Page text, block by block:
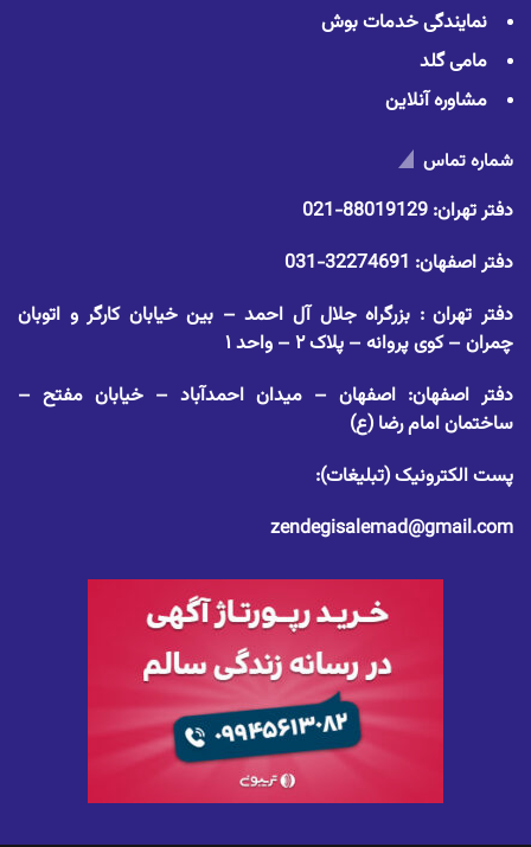
نمایندگی خدمات بوش
مامی گلد
مشاوره آنلاین
شماره تماس
دفتر تهران: 88019129-021
دفتر اصفهان: 32274691-031
دفتر تهران : بزرگراه جلال آل احمد – بین خیابان کارگر و اتوبان
چمران – کوی پروانه – پلاک ۲ – واحد ۱
دفتر اصفهان: اصفهان – میدان احمدآباد – خیابان مفتح –
ساختمان امام رضا (ع)
پست الکترونیک (تبلیغات):
zendegisalemad@gmail.com